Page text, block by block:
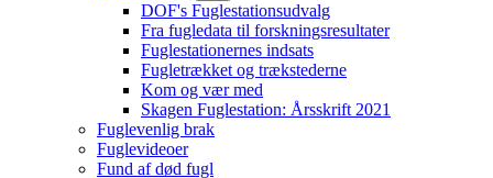
DOF's Fuglestationsudvalg
Fra fugledata til forskningsresultater
Fuglestationernes indsats
Fugletrækket og trækstederne
Kom og vær med
Skagen Fuglestation: Årsskrift 2021
Fuglevenlig brak
Fuglevideoer
Fund af død fugl